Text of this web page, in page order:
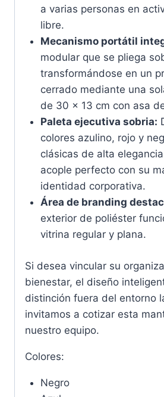
a varias personas en
libre.
Mecanismo portátil
modular que se pliega
transformándose en un
cerrado mediante una
de 30 x 13 cm con asa
Paleta ejecutiva sobria:
colores azulino, rojo y
clásicas de alta
acople perfecto con su
identidad corporativa.
Área de branding
exterior de poliéster
vitrina regular y plana.
Si desea vincular su
bienestar, el diseño
distinción fuera del entorno
invitamos a cotizar esta
nuestro equipo.
Colores:
Negro